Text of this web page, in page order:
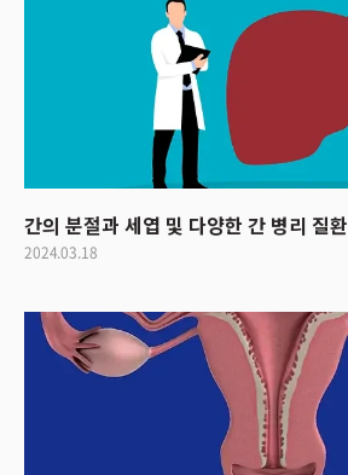
간의 분절과 세엽 및 다양한 간 병리 질환
2024.03.18